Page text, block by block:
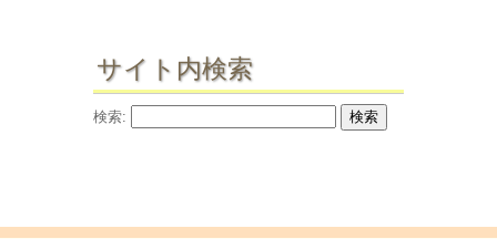
サイト内検索
検索: